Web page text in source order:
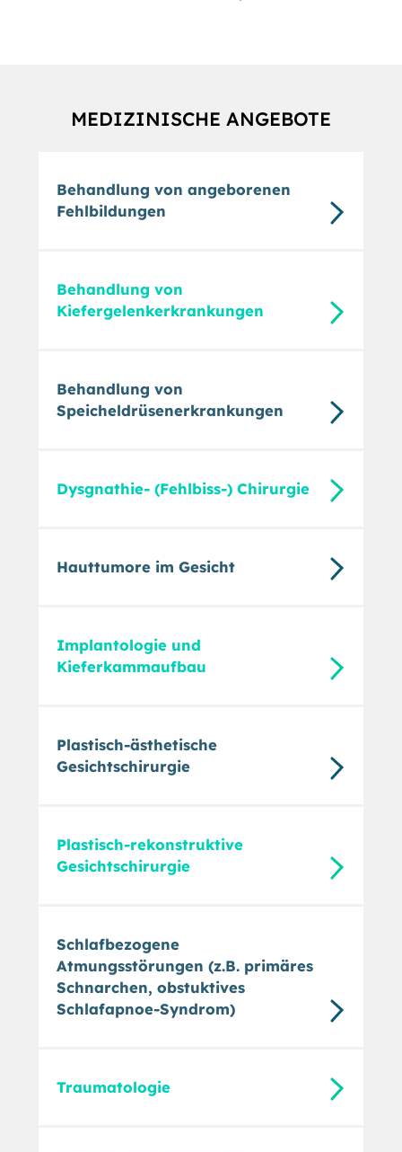
MEDIZINISCHE ANGEBOTE
Behandlung von angeborenen
Fehlbildungen
Behandlung von
Kiefergelenkerkrankungen
Behandlung von
Speicheldrüsenerkrankungen
Dysgnathie- (Fehlbiss-) Chirurgie
Hauttumore im Gesicht
Implantologie und
Kieferkammaufbau
Plastisch-ästhetische
Gesichtschirurgie
Plastisch-rekonstruktive
Gesichtschirurgie
Schlafbezogene
Atmungsstörungen (z.B. primäres
Schnarchen, obstuktives
Schlafapnoe-Syndrom)
Traumatologie